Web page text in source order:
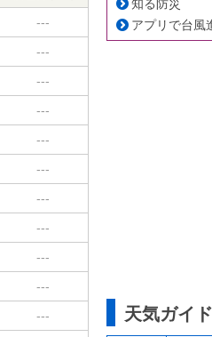
---
---
---
---
---
---
---
---
---
---
---
知る防災
アプリで台風
天気ガイド